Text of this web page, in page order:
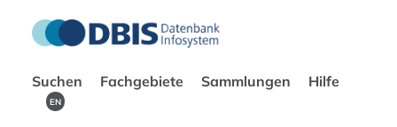
Suchen Fachgebiete Sammlungen Hilfe
EN